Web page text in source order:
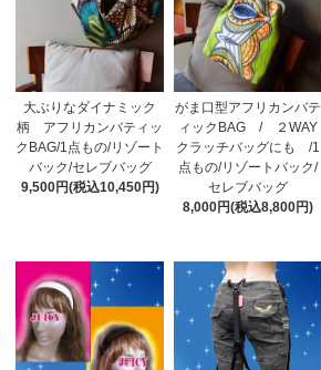
大ぶりなダイナミック
柄 アフリカンバティッ
クBAG/1点もの/リゾート
バック/セレブバッグ
9,500円(税込10,450円)
がま口型アフリカンバテ
ィックBAG / ２WAY
クラッチバッグにも /1
点もの/リゾートバック/
セレブバッグ
8,000円(税込8,800円)